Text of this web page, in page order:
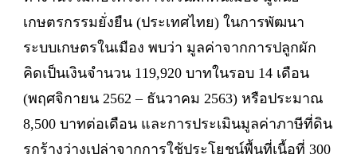
เกษตรกรรมยั่งยืน (ประเทศไทย) ในการพัฒนา
ระบบเกษตรในเมือง พบว่า มูลค่าจากการปลูกผัก
คิดเป็นเงินจำนวน 119,920 บาทในรอบ 14 เดือน
(พฤศจิกายน 2562 – ธันวาคม 2563) หรือประมาณ
8,500 บาทต่อเดือน และการประเมินมูลค่าภาษีที่ดิน
รกร้างว่างเปล่าจากการใช้ประโยชน์พื้นที่เนื้อที่ 300